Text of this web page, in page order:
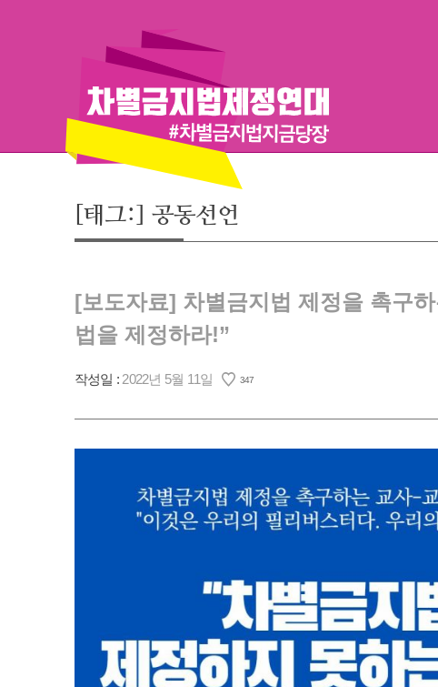
[태그:] 공동선언
[보도자료] 차별금지법 제정을 촉구
법을 제정하라!”
작성일 : 2022년 5월 11일 347